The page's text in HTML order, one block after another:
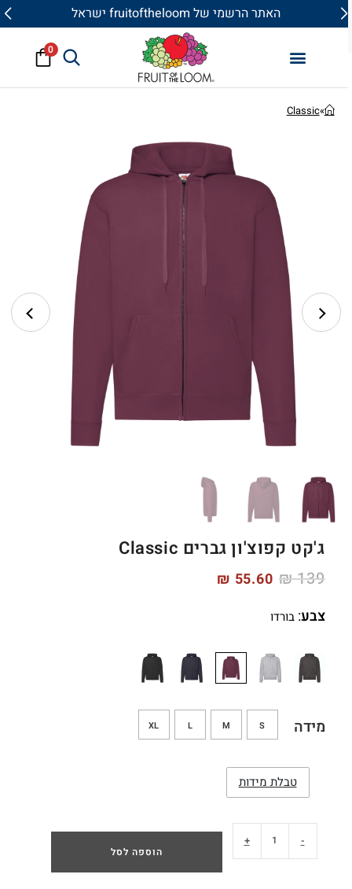
האתר הרשמי של fruitoftheloom ישראל
0
»
Classic
ג'קט קפוצ'ון גברים Classic
₪139
₪ 55.60
צבע: בורדו
מידה S
M
L
XL
טבלת מידות
+
הוספה לסל